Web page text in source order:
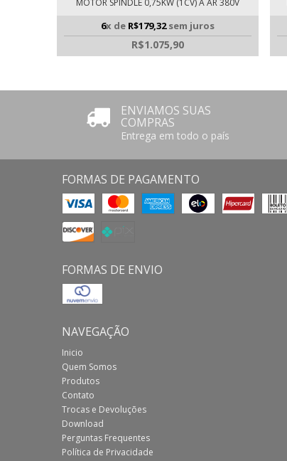
MOTOR SPINDLE 0,75KW (1CV) A AR 380V
6x de R$179,32sem juros
R$1.075,90
ENVIAMOS SUAS
COMPRAS
Entrega em todo o país
FORMAS DE PAGAMENTO
FORMAS DE ENVIO
NAVEGAÇÃO
Inicio
Quem Somos
Produtos
Contato
Trocas e Devoluções
Download
Perguntas Frequentes
Política de Privacidade